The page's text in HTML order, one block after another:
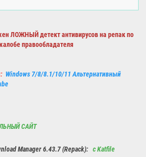
ЛОЖНЫЙ детектантивирусовна репак по
правообладателя
Windows 7/8/8.1/10/11 Альтернативный
САЙТ
Manager 6.43.7 (Repack): с Katfile